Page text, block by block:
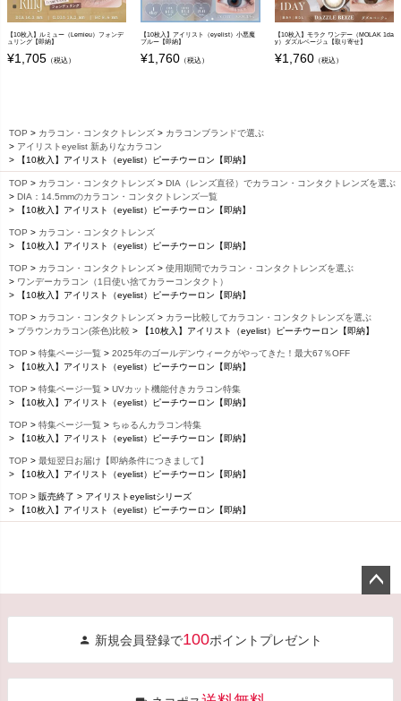
【10枚入】ルミュー（Lemieu）フォンデ
ュリング【即納】
¥1,705 （税込）
【10枚入】アイリスト（eyelist）小悪魔
ブルー【即納】
¥1,760 （税込）
【10枚入】モラク ワンデー（MOLAK 1da
y）ダズルベージュ【取り寄せ】
¥1,760（税込）
TOP カラコン・コンタクトレンズ
カラコンブランドで選ぶ
アイリストeyelist 新ありなカラコン
【10枚入】アイリスト（eyelist）ピーチウーロン【即納】
TOP カラコン・コンタクトレンズ
DIA（レンズ直径）でカラコン・コンタクトレンズを選ぶ
DIA：14.5mmのカラコン・コンタクトレンズ一覧
【10枚入】アイリスト（eyelist）ピーチウーロン【即納】
TOP
カラコン・コンタクトレンズ
【10枚入】アイリスト（eyelist）ピーチウーロン【即納】
TOP カラコン・コンタクトレンズ
使用期間でカラコン・コンタクトレンズを選ぶ
ワンデーカラコン（1日使い捨てカラーコンタクト）
【10枚入】アイリスト（eyelist）ピーチウーロン【即納】
TOP カラコン・コンタクトレンズ
カラー比較してカラコン・コンタクトレンズを選ぶ
ブラウンカラコン(茶色)比較
【10枚入】アイリスト（eyelist）ピーチウーロン【即納】
TOP 特集ページ一覧
2025年のゴールデンウィークがやってきた！最大67％OFF
【10枚入】アイリスト（eyelist）ピーチウーロン【即納】
TOP 特集ページ一覧
UVカット機能付きカラコン特集
【10枚入】アイリスト（eyelist）ピーチウーロン【即納】
TOP 特集ページ一覧
ちゅるんカラコン特集
【10枚入】アイリスト（eyelist）ピーチウーロン【即納】
TOP
最短翌日お届け【即納条件につきまして】
【10枚入】アイリスト（eyelist）ピーチウーロン【即納】
TOP 販売終了
アイリストeyelistシリーズ
【10枚入】アイリスト（eyelist）ピーチウーロン【即納】
へ
新規会員登録で100ポイントプレゼント